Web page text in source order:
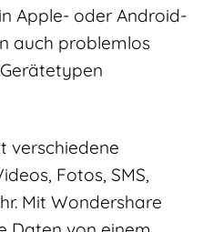
Apple- oder Android-
auch problemlos
verschiedene
Fotos, SMS,
Mit Wondershare